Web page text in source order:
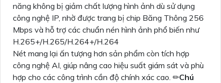
năng không bị giảm chất lượng hình ảnh dù sử dụng
công nghệ IP, nhờ được trang bị chip Băng Thông 256
Mbps và hỗ trợ các chuẩn nén hình ảnh phổ biến như
H.265+/H.265/H.264+/H.264
Nét mang lại ấn tượng hơn sản phẩm còn tích hợp
công nghệ AI, giúp nâng cao hiệu suất giám sát và phù
hợp cho các công trình cần độ chính xác cao. ✏Chú